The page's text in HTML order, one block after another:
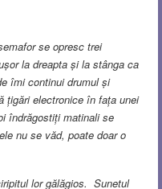
se opresc trei
la dreapta și la stânga ca
îmi continui drumul și
țigări electronice în fața unei
îndrăgostiți matinali se
nu se văd, poate doar o
lor gălăgios. Sunetul